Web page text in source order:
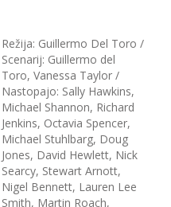
Režija: Guillermo Del Toro /
Scenarij: Guillermo del
Toro, Vanessa Taylor /
Nastopajo: Sally Hawkins,
Michael Shannon, Richard
Jenkins, Octavia Spencer,
Michael Stuhlbarg, Doug
Jones, David Hewlett, Nick
Searcy, Stewart Arnott,
Nigel Bennett, Lauren Lee
Smith, Martin Roach,